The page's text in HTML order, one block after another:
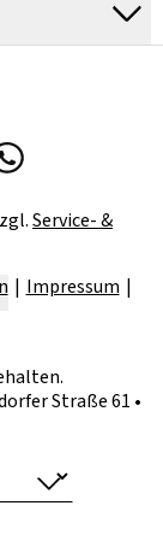
Service- &
Impressum
Straße 61 •